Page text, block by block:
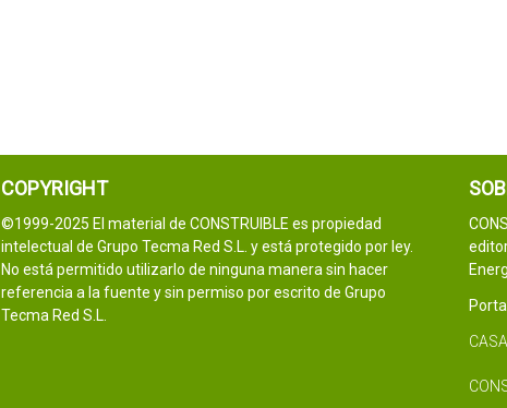
COPYRIGHT
©1999-2025 El material de CONSTRUIBLE es propiedad
intelectual de Grupo Tecma Red S.L. y está protegido por ley.
No está permitido utilizarlo de ninguna manera sin hacer
referencia a la fuente y sin permiso por escrito de Grupo
Tecma Red S.L.